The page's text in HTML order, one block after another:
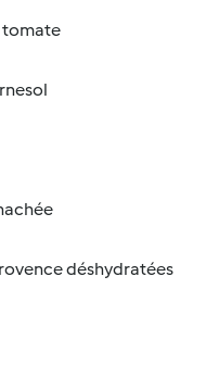
tomate
déshydratées